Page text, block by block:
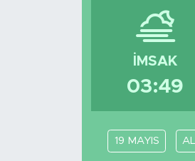
İMSAK
03:49
19 MAYIS